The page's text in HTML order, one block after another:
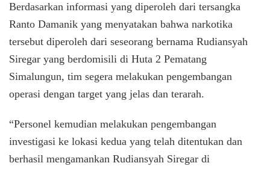
Berdasarkan informasi yang diperoleh dari tersangka
Ranto Damanik yang menyatakan bahwa narkotika
tersebut diperoleh dari seseorang bernama Rudiansyah
Siregar yang berdomisili di Huta 2 Pematang
Simalungun, tim segera melakukan pengembangan
operasi dengan target yang jelas dan terarah.
“Personel kemudian melakukan pengembangan
investigasi ke lokasi kedua yang telah ditentukan dan
berhasil mengamankan Rudiansyah Siregar di